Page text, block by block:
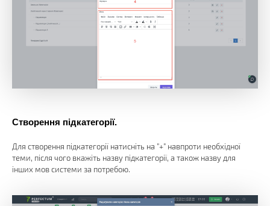
Створення підкатегорії.
Для створення підкатегорії натисніть на "+" навпроти необхідної
теми, після чого вкажіть назву підкатегорії, а також назву для
інших мов системи за потребою.